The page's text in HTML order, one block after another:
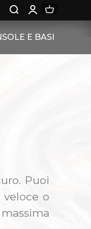
E BASI
Puoi
o